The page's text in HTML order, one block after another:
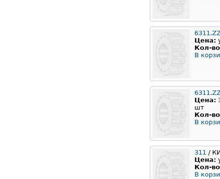
Цена:
Кол-
В
Цена:
шт
Кол-
В
311 /
Цена:
Кол-
В